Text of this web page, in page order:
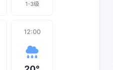
1-3级
12:00